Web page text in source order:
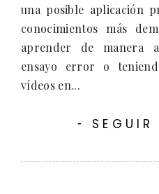
una posible aplicación
conocimientos más
aprender de manera
ensayo error o
vídeos en...
- SEGUIR